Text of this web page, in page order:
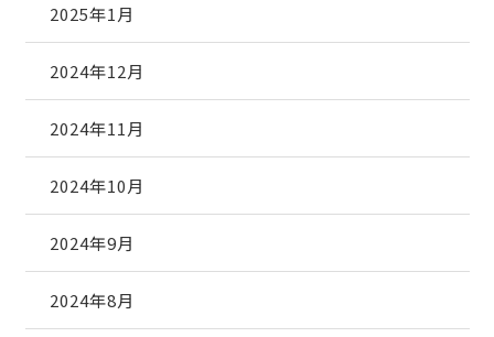
2025年1月
2024年12月
2024年11月
2024年10月
2024年9月
2024年8月